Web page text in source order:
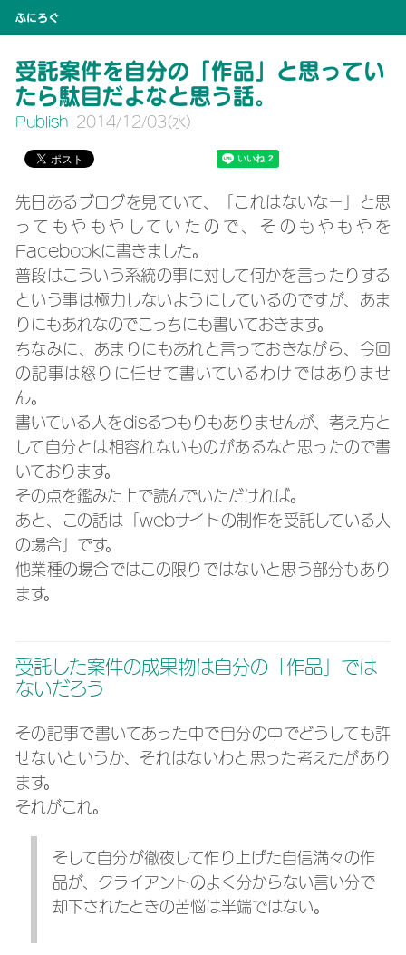
ふにろぐ
受託案件を自分の「作品」と思ってい
たら駄目だよなと思う話。
Publish 2014/12/03(水)
先日あるブログを見ていて、「これはないなー」と思
ってもやもやしていたので、そのもやもやを
Facebookに書きました。
普段はこういう系統の事に対して何かを言ったりする
という事は極力しないようにしているのですが、あま
りにもあれなのでこっちにも書いておきます。
ちなみに、あまりにもあれと言っておきながら、今回
の記事は怒りに任せて書いているわけではありませ
ん。
書いている人をdisるつもりもありませんが、考え方と
して自分とは相容れないものがあるなと思ったので書
いております。
その点を鑑みた上で読んでいただければ。
あと、この話は「webサイトの制作を受託している人
の場合」です。
他業種の場合ではこの限りではないと思う部分もあり
ます。
受託した案件の成果物は自分の「作品」では
ないだろう
その記事で書いてあった中で自分の中でどうしても許
せないというか、それはないわと思った考えたがあり
ます。
それがこれ。
そして自分が徹夜して作り上げた自信満々の作
品が、クライアントのよく分からない言い分で
却下されたときの苦悩は半端ではない。